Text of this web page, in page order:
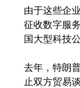
由于这些企
征收数字服
国大型科技
去年，特朗
止双方贸易